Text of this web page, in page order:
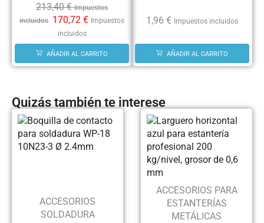
213,40€ Impuestos
incluidos 170,72 € Impuestos
incluidos
AÑADIR AL CARRITO
1,96 € Impuestos incluidos
AÑADIR AL CARRITO
Quizás también te interese
ACCESORIOS
SOLDADURA
ACCESORIOS PARA
ESTANTERÍAS
METÁLICAS